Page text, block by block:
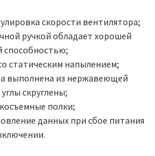
скорости вентилятора;
ручкой обладает хорошей
способностью;
статическим напылением;
выполнена из нержавеющей
скруглены;
полки;
данных при сбое питания